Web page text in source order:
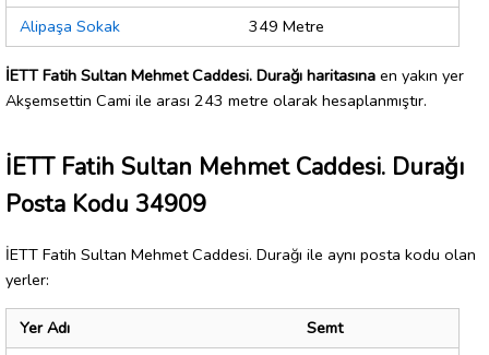
Alipaşa Sokak
349 Metre
İETT Fatih Sultan Mehmet Caddesi. Durağı haritasına en yakın yer
Akşemsettin Cami ile arası 243 metre olarak hesaplanmıştır.
İETT Fatih Sultan Mehmet Caddesi. Durağı
Posta Kodu 34909
İETT Fatih Sultan Mehmet Caddesi. Durağı ile aynı posta kodu olan
yerler:
Yer Adı
Semt